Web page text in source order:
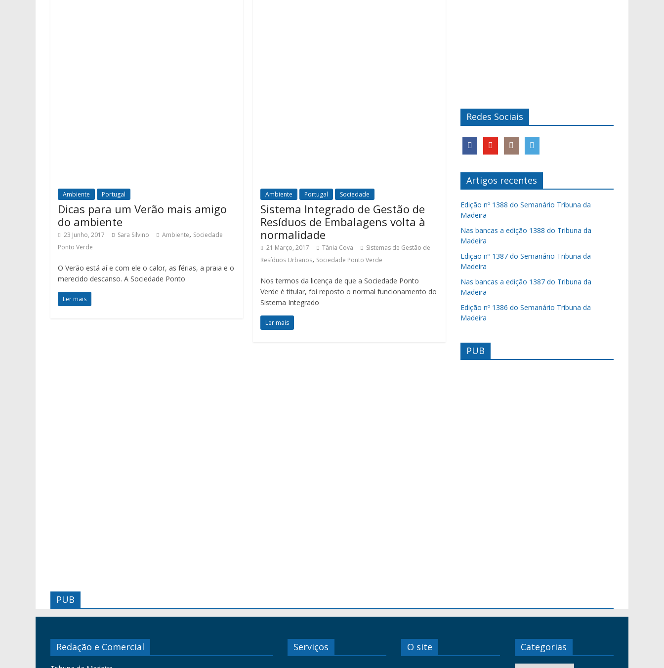
Ambiente Portugal
Dicas para um Verão mais amigo
do ambiente
23 Junho, 2017 Sara Silvino Ambiente, Sociedade
Ponto Verde
O Verão está aí e com ele o calor, as férias, a praia e o
merecido descanso. A Sociedade Ponto
Ler mais
Ambiente Portugal Sociedade
Sistema Integrado de Gestão de
Resíduos de Embalagens volta à
normalidade
21 Março, 2017 Tânia Cova
Sistemas de Gestão de
Resíduos Urbanos, Sociedade Ponto Verde
Nos termos da licença de que a Sociedade Ponto
Verde é titular, foi reposto o normal funcionamento do
Sistema Integrado
Ler mais
Redes Sociais
Artigos recentes
Edição nº 1388 do Semanário Tribuna da
Madeira
Nas bancas a edição 1388 do Tribuna da
Madeira
Edição nº 1387 do Semanário Tribuna da
Madeira
Nas bancas a edição 1387 do Tribuna da
Madeira
Edição nº 1386 do Semanário Tribuna da
Madeira
PUB
PUB
Redação e Comercial Serviços O site Categorias